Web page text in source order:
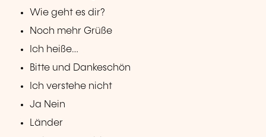
Wie geht es dir?
Noch mehr Grüße
Ich heiße…
Bitte und Dankeschön
Ich verstehe nicht
Ja Nein
Länder